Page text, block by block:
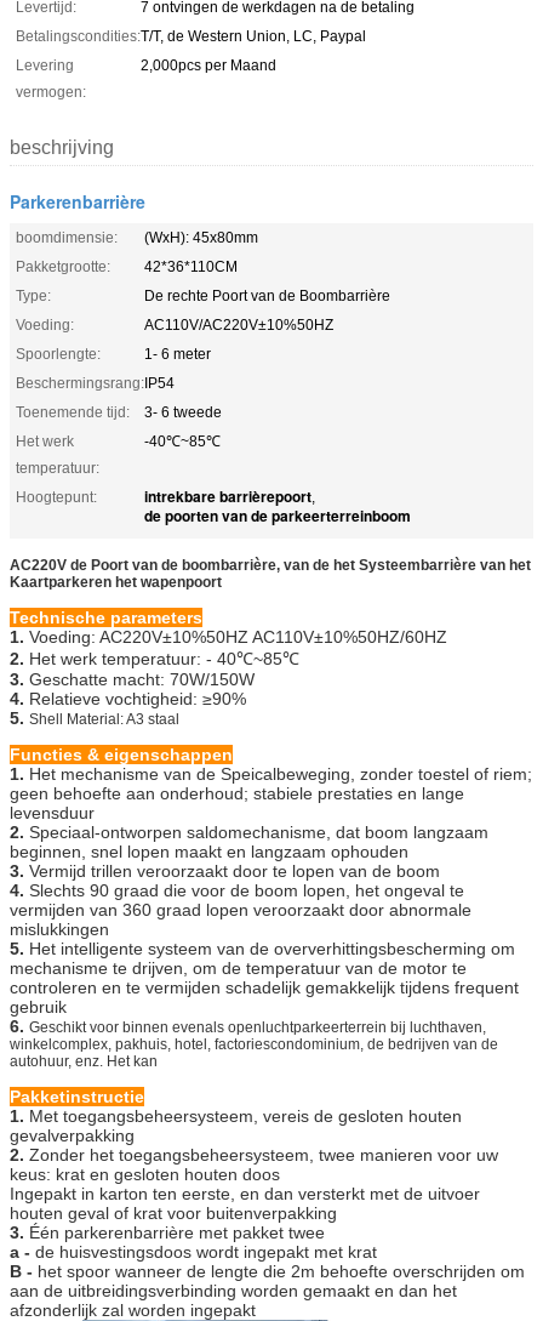
Levertijd:
7 ontvingen de werkdagen na de betaling
Betalingscondities:T/T, de Western Union, LC, Paypal
Levering
vermogen:
2,000pcs per Maand
beschrijving
Parkerenbarrière
boomdimensie:
(WxH): 45x80mm
Pakketgrootte:
42*36*110CM
Type:
De rechte Poort van de Boombarrière
Voeding:
AC110V/AC220V±10%50HZ
Spoorlengte:
1- 6 meter
Beschermingsrang:IP54
Toenemende tijd:
3- 6 tweede
Het werk
temperatuur:
-40℃~85℃
Hoogtepunt: intrekbare barrièrepoort,
de poorten van de parkeerterreinboom
AC220V de Poort van de boombarrière, van de het Systeembarrière van het
Kaartparkeren het wapenpoort
Technische parameters
1. Voeding: AC220V±10%50HZ AC110V±10%50HZ/60HZ
2. Het werk temperatuur: - 40℃~85℃
3. Geschatte macht: 70W/150W
4. Relatieve vochtigheid: ≥90%
5. Shell Material: A3 staal
Functies & eigenschappen
1. Het mechanisme van de Speicalbeweging, zonder toestel of riem;
geen behoefte aan onderhoud; stabiele prestaties en lange
levensduur
2. Speciaal-ontworpen saldomechanisme, dat boom langzaam
beginnen, snel lopen maakt en langzaam ophouden
3. Vermijd trillen veroorzaakt door te lopen van de boom
4. Slechts 90 graad die voor de boom lopen, het ongeval te
vermijden van 360 graad lopen veroorzaakt door abnormale
mislukkingen
5. Het intelligente systeem van de oververhittingsbescherming om
mechanisme te drijven, om de temperatuur van de motor te
controleren en te vermijden schadelijk gemakkelijk tijdens frequent
gebruik
6. Geschikt voor binnen evenals openluchtparkeerterrein bij luchthaven,
winkelcomplex, pakhuis, hotel, factoriescondominium, de bedrijven van de
autohuur, enz. Het kan
Pakketinstructie
1. Met toegangsbeheersysteem, vereis de gesloten houten
gevalverpakking
2. Zonder het toegangsbeheersysteem, twee manieren voor uw
keus: krat en gesloten houten doos
Ingepakt in karton ten eerste, en dan versterkt met de uitvoer
houten geval of krat voor buitenverpakking
3. Één parkerenbarrière met pakket twee
a - de huisvestingsdoos wordt ingepakt met krat
B - het spoor wanneer de lengte die 2m behoefte overschrijden om
aan de uitbreidingsverbinding worden gemaakt en dan het
afzonderlijk zal worden ingepakt